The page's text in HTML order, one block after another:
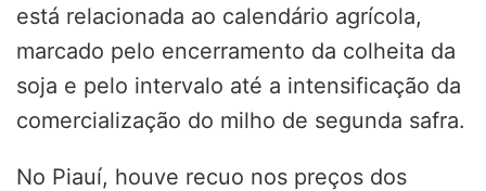
está relacionada ao calendário agrícola,
marcado pelo encerramento da colheita da
soja e pelo intervalo até a intensificação da
comercialização do milho de segunda safra.
No Piauí, houve recuo nos preços dos